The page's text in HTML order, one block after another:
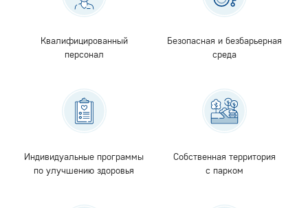
Квалифицированный
персонал
Безопасная и безбарьерная
среда
Индивидуальные программы
по улучшению здоровья
Собственная территория
с парком